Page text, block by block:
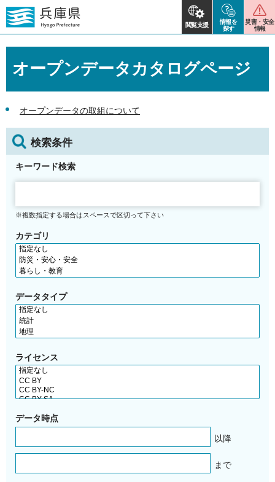
閲覧支援
情報を
探す
災害・安全
情報
オープンデータカタログページ
オープンデータの取組について
検索条件
キーワード検索
※複数指定する場合はスペースで区切って下さい
カテゴリ
データタイプ
ライセンス
データ時点
以降
まで